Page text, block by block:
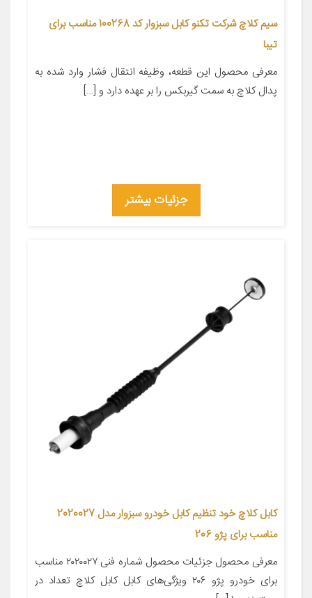
سیم کلاچ شرکت تکنو کابل سبزوار کد 100268 مناسب برای
تیبا
معرفی محصول این قطعه، وظیفه انتقال فشار وارد شده به
پدال کلاچ به سمت گیربکس را بر عهده دارد و […]
جزئیات بیشتر
کابل کلاچ خود تنظیم کابل خودرو سبزوار مدل 2020027
مناسب برای پژو 206
معرفی محصول جزئیات محصول شماره فنی ۲۰۲۰۰۲۷ مناسب
برای خودرو پژو ۲۰۶ ویژگی‌های کابل کابل کلاچ تعداد در